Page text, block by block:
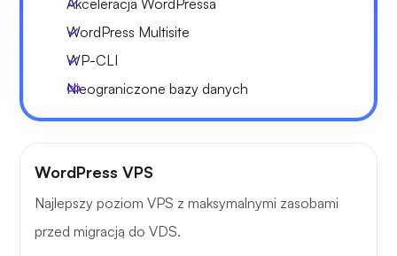
Akceleracja WordPressa
WordPress Multisite
WP-CLI
Nieograniczone bazy danych
WordPress VPS
Najlepszy poziom VPS z maksymalnymi zasobami
przed migracją do VDS.